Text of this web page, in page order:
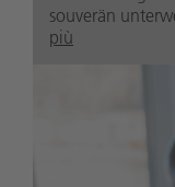
souverän
più